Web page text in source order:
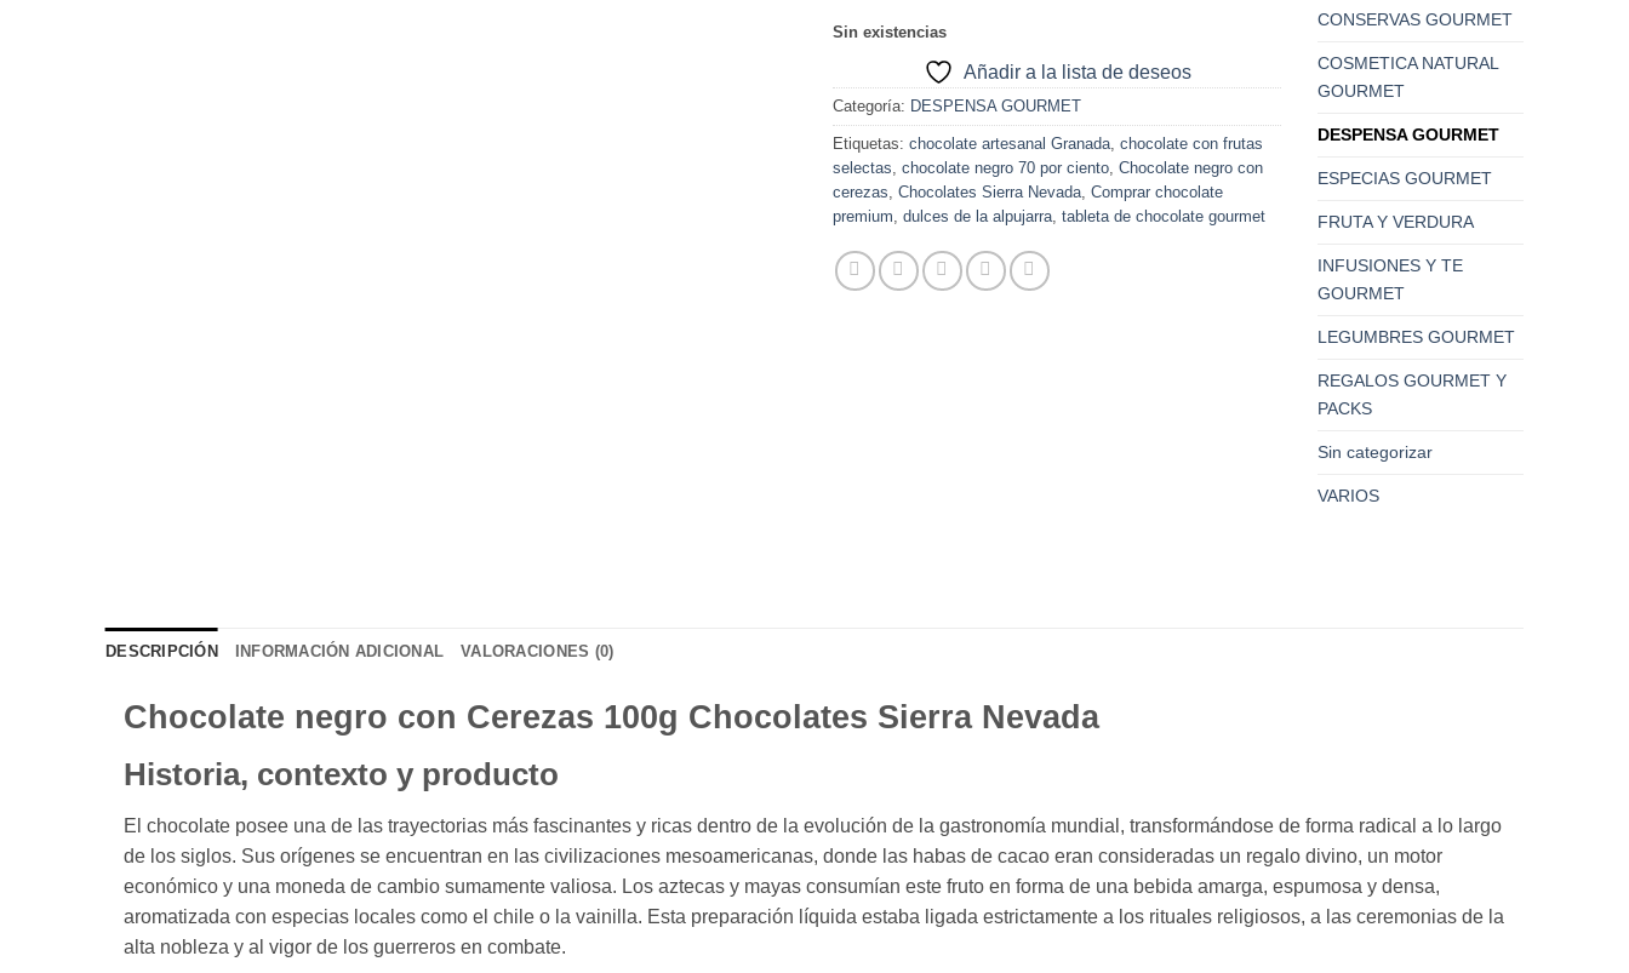
Sin existencias
Añadir a la lista de deseos
Categoría: DESPENSA GOURMET
Etiquetas: chocolate artesanal Granada, chocolate con frutas
selectas, chocolate negro 70 por ciento, Chocolate negro con
cerezas, Chocolates Sierra Nevada, Comprar chocolate
premium, dulces de la alpujarra, tableta de chocolate gourmet
CONSERVAS GOURMET
COSMETICA NATURAL
GOURMET
DESPENSA GOURMET
ESPECIAS GOURMET
FRUTA Y VERDURA
INFUSIONES Y TE
GOURMET
LEGUMBRES GOURMET
REGALOS GOURMET Y
PACKS
Sin categorizar
VARIOS
DESCRIPCIÓN INFORMACIÓN ADICIONAL VALORACIONES (0)
Chocolate negro con Cerezas 100g Chocolates Sierra Nevada
Historia, contexto y producto
El chocolate posee una de las trayectorias más fascinantes y ricas dentro de la evolución de la gastronomía mundial, transformándose de forma radical a lo largo
de los siglos. Sus orígenes se encuentran en las civilizaciones mesoamericanas, donde las habas de cacao eran consideradas un regalo divino, un motor
económico y una moneda de cambio sumamente valiosa. Los aztecas y mayas consumían este fruto en forma de una bebida amarga, espumosa y densa,
aromatizada con especias locales como el chile o la vainilla. Esta preparación líquida estaba ligada estrictamente a los rituales religiosos, a las ceremonias de la
alta nobleza y al vigor de los guerreros en combate.